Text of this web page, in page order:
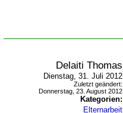
Delaiti Thomas
Dienstag, 31. Juli 2012
Zuletzt geändert:
Donnerstag, 23. August 2012
Kategorien:
Elternarbeit